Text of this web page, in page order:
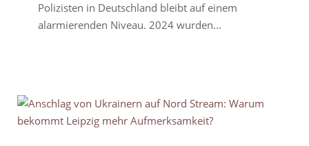
Polizisten in Deutschland bleibt auf einem
alarmierenden Niveau. 2024 wurden...